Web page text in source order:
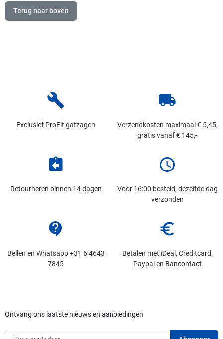
Terug naar boven
build
Exclusief ProFit gatzagen
local_shipping
Verzendkosten maximaal € 5,45,
gratis vanaf € 145,-
assignment_return
Retourneren binnen 14 dagen
schedule
Voor 16:00 besteld, dezelfde dag
verzonden
contact_support
Bellen en Whatsapp +31 6 4643
7845
euro_symbol
Betalen met iDeal, Creditcard,
Paypal en Bancontact
Ontvang ons laatste nieuws en aanbiedingen